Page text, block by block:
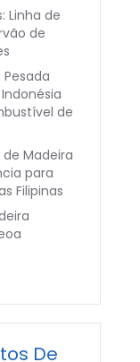
Linha de
de
de
Madeira
para
Filipinas
De